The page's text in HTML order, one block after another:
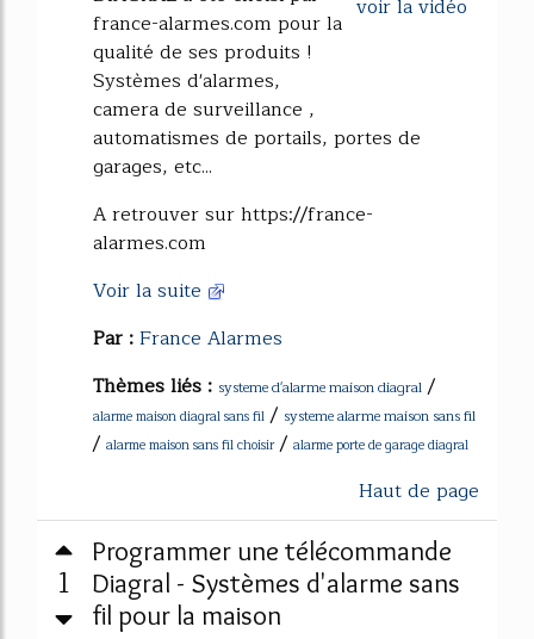
voir la vidéo
france-alarmes.com pour la
qualité de ses produits !
Systèmes d'alarmes,
camera de surveillance ,
automatismes de portails, portes de
garages, etc...
A retrouver sur https://france-
alarmes.com
Voir la suite
Par :France Alarmes
Thèmes liés : systeme d'alarme maison diagral /
alarme maison diagral sans fil / systeme alarme maison sans fil
/ alarme maison sans fil choisir/ alarme porte de garage diagral
Haut de page
1
Programmer une télécommande
Diagral - Systèmes d'alarme sans
fil pour la maison